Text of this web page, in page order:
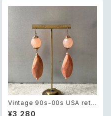
Vintage 90s-00s USA retr
o pink×gold marble beads
¥3,280